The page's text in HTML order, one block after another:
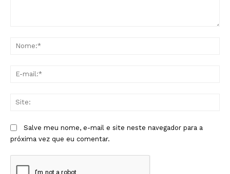
Salve meu nome, e-mail e site neste navegador para a
próxima vez que eu comentar.